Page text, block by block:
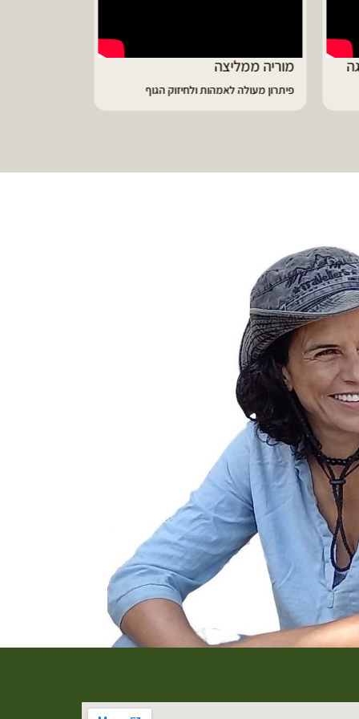
מיטל משתפת
מורינגה עושה פלאים לגוף